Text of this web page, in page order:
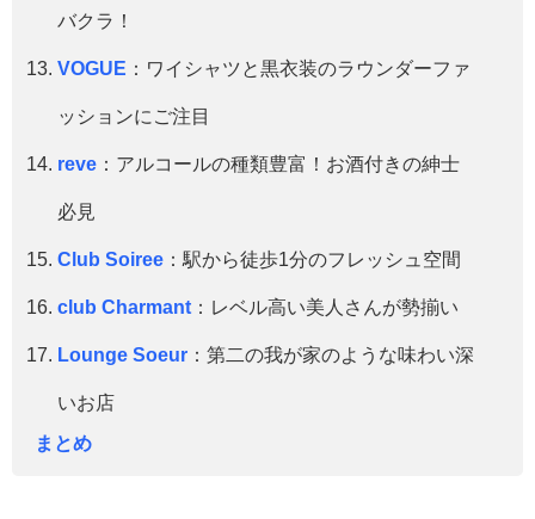
バクラ！
VOGUE ：ワイシャツと黒衣装のラウンダーファ
ッションにご注目
reve ：アルコールの種類豊富！お酒付きの紳士
必見
Club Soiree ：駅から徒歩1分のフレッシュ空間
club Charmant ：レベル高い美人さんが勢揃い
Lounge Soeur ：第二の我が家のような味わい深
いお店
まとめ